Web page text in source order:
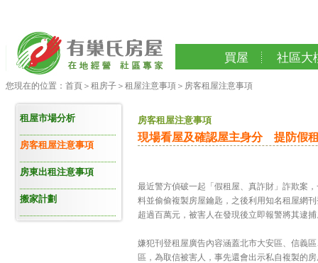
買屋 社區大
您現在的位置： 首頁 ＞ 租房子 ＞ 租屋注意事項 ＞ 房客租屋注意事項
租屋市場分析
房客租屋注意事項
房東出租注意事項
搬家計劃
房客租屋注意事項
現場看屋及確認屋主身分 提防假
最近警方偵破一起「假租屋、真詐財」詐欺案
料並偷偷複製房屋鑰匙，之後利用知名租屋網
超過百萬元，被害人在發現後立即報警將其逮
嫌犯刊登租屋廣告內容涵蓋北市大安區、信義
區，為取信被害人，事先還會出示私自複製的